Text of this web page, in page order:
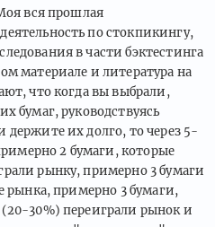
вся прошлая
по стокпикингу,
в части бэктестинга
материале и литература на
что когда вы выбрали,
бумаг, руководствуясь
их долго, то через 5-
2 бумаги, которые
рынку, примерно 3 бумаги
рынка, примерно 3 бумаги,
30%) переиграли рынок и